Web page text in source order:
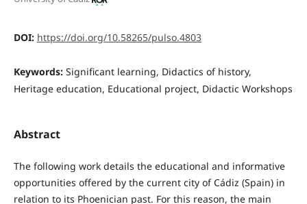
DOI: https://doi.org/10.58265/pulso.4803
Keywords: Significant learning, Didactics of history,
Heritage education, Educational project, Didactic Workshops
Abstract
The following work details the educational and informative
opportunities offered by the current city of Cádiz (Spain) in
relation to its Phoenician past. For this reason, the main